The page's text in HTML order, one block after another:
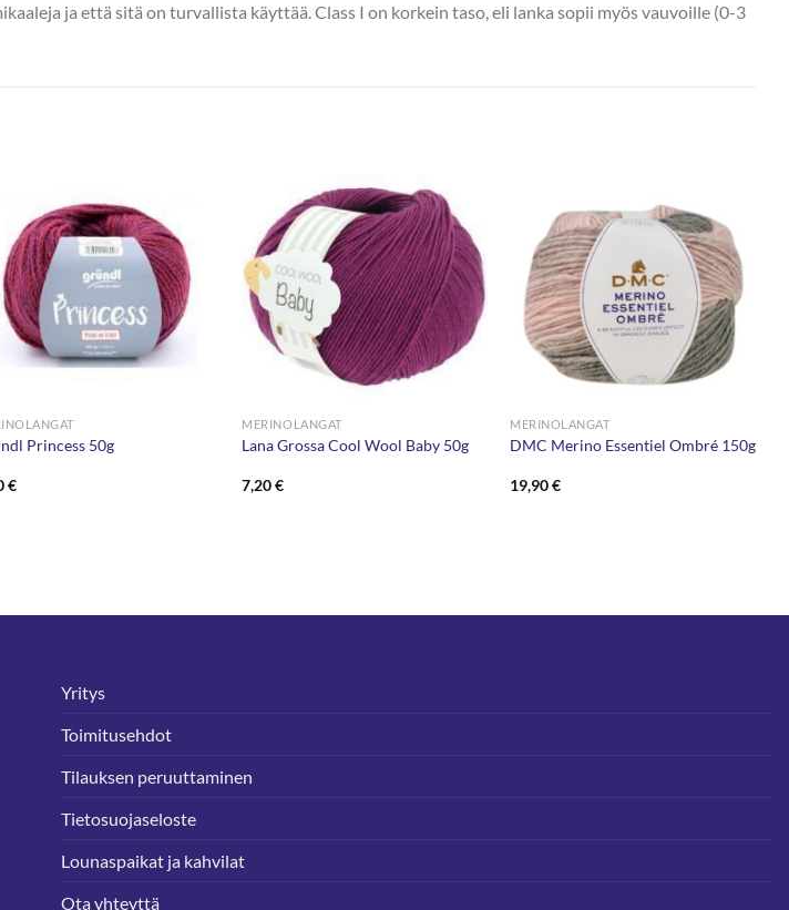
ja että sitä on turvallista käyttää. Class I on korkein taso, eli lanka sopii myös vauvoille (0-3
Princess 50g
€
MERINOLANGAT
Lana Grossa Cool Wool Baby 50g
7,20€
MERINOLANGAT
DMC Merino Essentiel Ombré 150g
19,90€
Yritys
Toimitusehdot
Tilauksen peruuttaminen
Tietosuojaseloste
Lounaspaikat ja kahvilat
Ota yhteyttä